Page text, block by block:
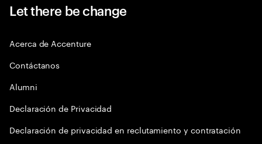
Let there be change
Acerca de Accenture
Contáctanos
Alumni
Declaración de Privacidad
Declaración de privacidad en reclutamiento y contratación